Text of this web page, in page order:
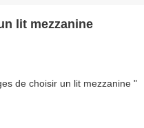
lit mezzanine